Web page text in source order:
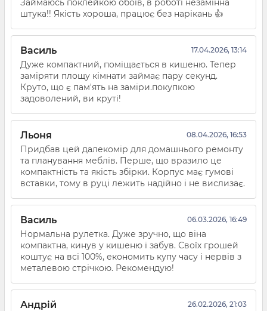
Займаюсь поклейкою обоїв, в роботі незамінна
штука!! Якість хороша, працює без нарікань 👍
Василь 17.04.2026, 13:14
Дуже компактний, поміщається в кишеню. Тепер
заміряти площу кімнати займає пару секунд.
Круто, що є пам'ять на заміри.покупкою
задоволений, ви круті!
Льоня 08.04.2026, 16:53
Придбав цей далекомір для домашнього ремонту
та планування меблів. Перше, що вразило це
компактність та якість збірки. Корпус має гумові
вставки, тому в руці лежить надійно і не вислизає.
Василь 06.03.2026, 16:49
Нормальна рулетка. Дуже зручно, що віна
компактна, кинув у кишеню і забув. Своїх грошей
коштує на всі 100%, економить купу часу і нервів з
металевою стрічкою. Рекомендую!
Андрій 26.02.2026, 21:03